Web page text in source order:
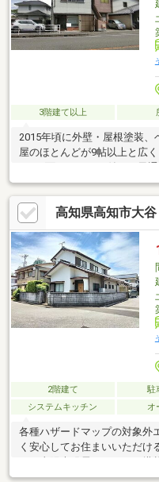
3階建て以上
2015年頃に外壁・屋根塗装
屋のほとんどが9帖以上と広
す！2面バルコニー付きで風
い快適な環境
高知県高知市大
2階建て 駐
システムキッチン
オ
各種ハザードマップの対象外
く安心してお住まいいただけ
待できます◎